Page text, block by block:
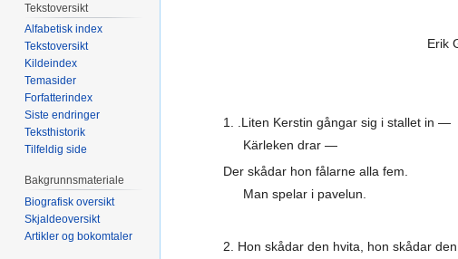
Erik
1. .Liten Kerstin gångar sig i stallet in —
Kärleken drar —
Der skådar hon fålarne alla fem.
Man spelar i pavelun.
2. Hon skådar den hvita, hon skådar
Tekstoversikt
Alfabetisk index
Tekstoversikt
Kildeindex
Temasider
Forfatterindex
Siste endringer
Teksthistorik
Tilfeldig side
Bakgrunnsmateriale
Biografisk oversikt
Skjaldeoversikt
Artikler og bokomtaler